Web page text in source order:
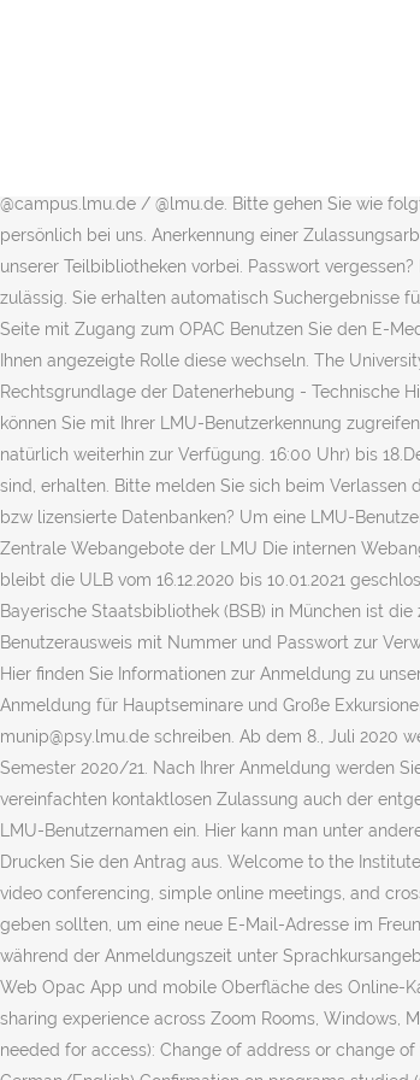
vom Prüfungsausschuss genehmigt werden und ist
@campus.lmu.de / @lmu.de. Bitte gehen Sie wie
persönlich bei uns. Anerkennung einer
unserer Teilbibliotheken vorbei. Passwort vergessen?
zulässig. Sie erhalten automatisch Suchergebnisse
Seite mit Zugang zum OPAC Benutzen Sie den E-
Ihnen angezeigte Rolle diese wechseln. The
Rechtsgrundlage der Datenerhebung - Technische
können Sie mit Ihrer LMU-Benutzerkennung
natürlich weiterhin zur Verfügung. 16:00 Uhr) bis
sind, erhalten. Bitte melden Sie sich beim
bzw lizensierte Datenbanken? Um eine LMU-
Zentrale Webangebote der LMU Die internen
bleibt die ULB vom 16.12.2020 bis 10.01.2021
Bayerische Staatsbibliothek (BSB) in München ist
Benutzerausweis mit Nummer und Passwort zur
Hier finden Sie Informationen zur Anmeldung zu
Anmeldung für Hauptseminare und Große
munip@psy.lmu.de schreiben. Ab dem 8., Juli 2020
Semester 2020/21. Nach Ihrer Anmeldung werden
vereinfachten kontaktlosen Zulassung auch der
LMU-Benutzernamen ein. Hier kann man unter
Drucken Sie den Antrag aus. Welcome to the
video conferencing, simple online meetings, and
geben sollten, um eine neue E-Mail-Adresse im
während der Anmeldungszeit unter
Web Opac App und mobile Oberfläche des Online-
sharing experience across Zoom Rooms, Windows,
needed for access): Change of address or change